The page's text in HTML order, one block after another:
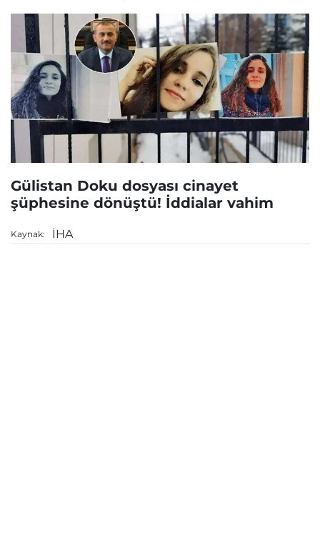
Gülistan Doku dosyası cinayet
şüphesine dönüştü! İddialar vahim
Kaynak: İHA